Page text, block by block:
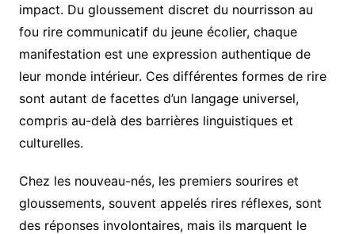
impact. Du gloussement discret du nourrisson au
fou rire communicatif du jeune écolier, chaque
manifestation est une expression authentique de
leur monde intérieur. Ces différentes formes de rire
sont autant de facettes d’un langage universel,
compris au-delà des barrières linguistiques et
culturelles.
Chez les nouveau-nés, les premiers sourires et
gloussements, souvent appelés rires réflexes, sont
des réponses involontaires, mais ils marquent le